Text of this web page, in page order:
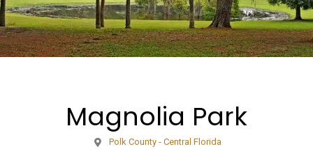
Magnolia Park
Polk County - Central Florida